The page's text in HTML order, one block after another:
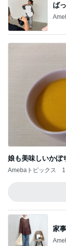
ば
娘も美味しいかぼ
Amebaトピックス
家